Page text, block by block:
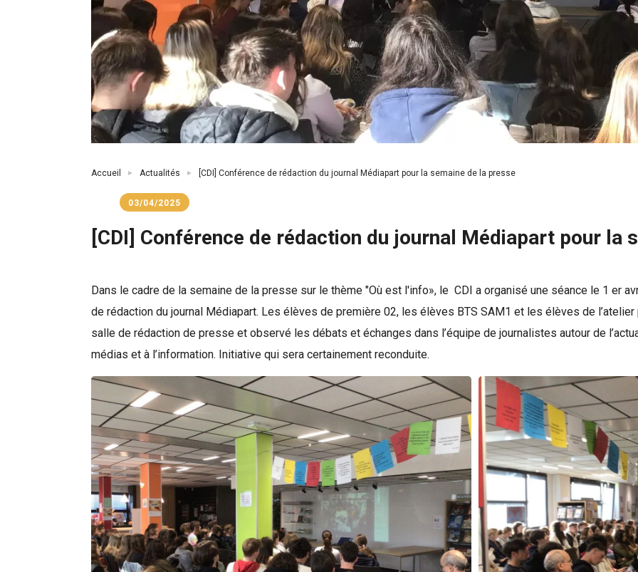
Fil
Accueil Actualités [CDI] Conférence de rédaction du journal Médiapart pour la semaine de la presse
03/04/2025
[CDI] Conférence de rédaction du journal Médiapart pour la
Dans le cadre de la semaine de la presse sur le thème "Où est l'info», le CDI a organisé une séance le 1 er
de rédaction du journal Médiapart. Les élèves de première 02, les élèves BTS SAM1 et les élèves de
salle de rédaction de presse et observé les débats et échanges dans l’équipe de journalistes autour de
médias et à l’information. Initiative qui sera certainement reconduite.